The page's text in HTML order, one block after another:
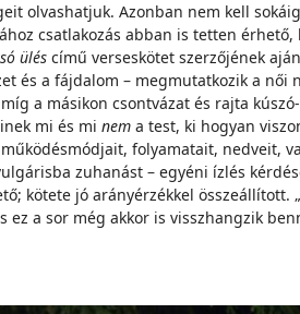
olvashatjuk. Azonban nem kell
csatlakozás abban is tetten érhető,
ülés című verseskötet szerzőjének
és a fájdalom – megmutatkozik a
a másikon csontvázat és rajta
mi és mi nem a test, ki hogyan
folyamatait, nedveit,
zuhanást – egyéni ízlés
kötete jó arányérzékkel
ez a sor még akkor is visszhangzik